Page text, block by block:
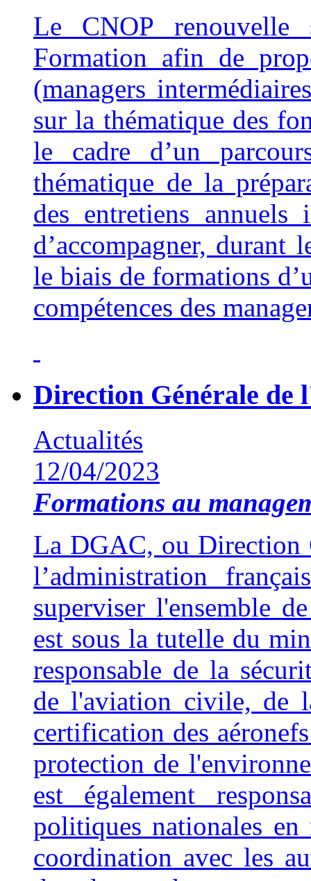
Le CNOP renouvelle
Formation afin de
(managers
sur la thématique des
le cadre d’un
thématique de la
des entretiens annuels
d’accompagner, durant
le biais de formations
compétences des
Direction Générale de
Actualités
12/04/2023
Formations au
La DGAC, ou Direction
l’administration
superviser l'ensemble
est sous la tutelle du
responsable de la
de l'aviation civile, de
certification des
protection de
est également
politiques nationales
coordination avec les